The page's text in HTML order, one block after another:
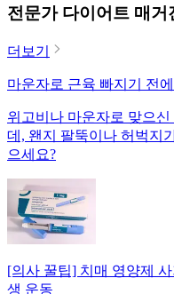
전문가 다이어트 매거
더보기
마운자로 근육 빠지기 전
위고비나 마운자로 맞으
데, 왠지 팔뚝이나 허벅지
으세요?
[의사 꿀팁] 치매 영양제
생 운동